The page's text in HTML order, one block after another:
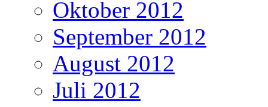
Oktober 2012
September 2012
August 2012
Juli 2012